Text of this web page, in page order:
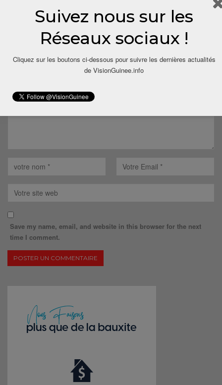
LAISSER UN COMMENTAIRE
Votre adresse email ne sera pas publiée.
Save my name, email, and website in this browser for the next
time I comment.
Suivez nous sur les
Réseaux sociaux !
Cliquez sur les boutons ci-dessous pour suivre les dernières actualités
de VisionGuinee.info